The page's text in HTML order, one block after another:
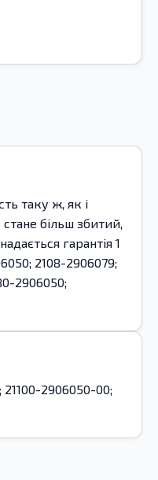
таку ж, як і
більш збитий,
гарантія 1
2108-2906079;
2906050;
21100-2906050-00;